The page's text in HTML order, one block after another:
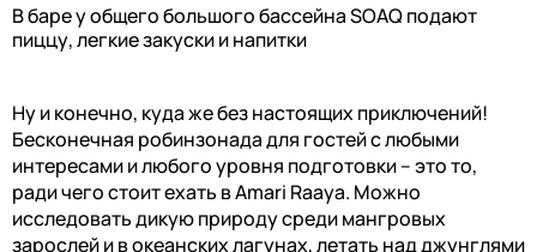
В баре у общего большого бассейнаSOAQподают
пиццу, легкие закуски и напитки
Ну и конечно, куда же без настоящих приключений!
Бесконечная робинзонада для гостей с любыми
интересами и любого уровня подготовки – это то,
ради чего стоит ехать вAmari Raaya. Можно
исследовать дикую природу среди мангровых
зарослей и в океанских лагунах, летать над джунглями